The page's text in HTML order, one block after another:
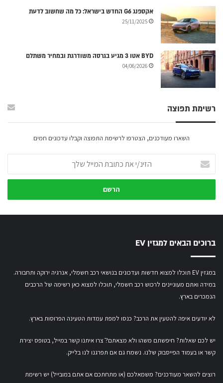
אקספנג G6 החדש בישראל: כל מה שחשוב לדעת
25/11/2025
BYD אטו 3 מגיע בגרסה משודרגת ובמחיר משתלם
04/06/2026
רשימת תפוצה
השארו מעודכנים, הצטרפו לרשימת התפוצה וקבלו עדכונים חמים
את
כתובת
שלך
ברוכים הבאים למגזין EV
במגזין EV תוכלו למצוא חדשות ועדכונים בנושאי רכב חשמלי, אנרגיה ירוקה ותחבורה.
במידה ואתם מעוניינים לרכוש רכב חשמלי, תוכלו למצוא כאן רשימה של הרכבים
הנמכרים בארץ.
לא יודעים איפה להטעין את הרכב? כנסו למפת עמדות הטעינה הפרוסות בארץ.
יש לכם שאלות? חיפשתם משהו ולא מצאתם?ֿ צרו איתנו קשר במייל, בטופס יצירת
קשראובעמוד הפייסבוק שלנו. נשמח גם אם תפרגנו לנו בלייק.
רוצים להשאר מעודכנים? משמאלכם (או מתחתכם אם אתם במובייל) יש רשימת